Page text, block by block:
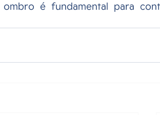
é fundamental para